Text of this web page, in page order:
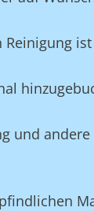
und